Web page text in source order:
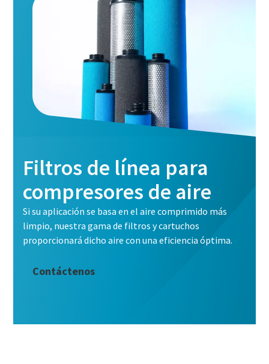
Filtros de línea para
compresores de aire
Si su aplicación se basa en el aire comprimido más
limpio, nuestra gama de filtros y cartuchos
proporcionará dicho aire con una eficiencia óptima.
Contáctenos